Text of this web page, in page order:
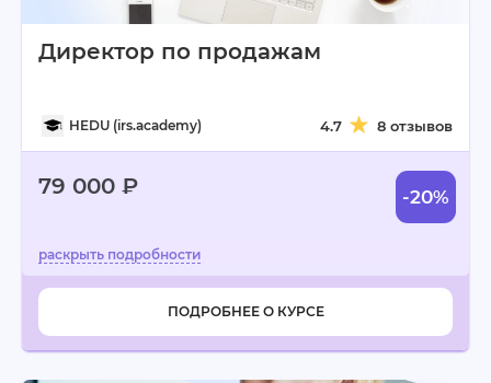
Директор по продажам
HEDU (irs.academy) 4.7 8 отзывов
79 000 ₽ -20%
ПОДРОБНЕЕ О КУРСЕ